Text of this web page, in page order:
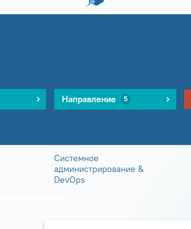
Направление 5
Системное
администрирование &
DevOps